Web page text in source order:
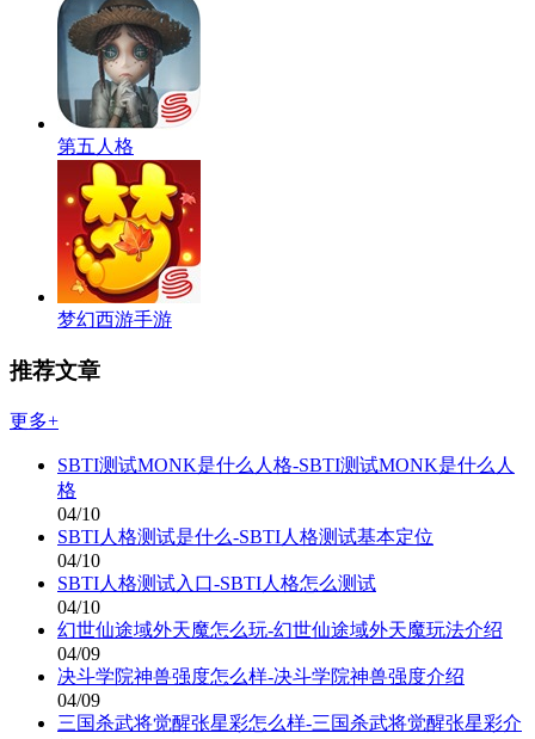
第五人格
梦幻西游手游
推荐文章
更多+
SBTI测试MONK是什么人格-SBTI测试MONK是什么人
格
04/10
SBTI人格测试是什么-SBTI人格测试基本定位
04/10
SBTI人格测试入口-SBTI人格怎么测试
04/10
幻世仙途域外天魔怎么玩-幻世仙途域外天魔玩法介绍
04/09
决斗学院神兽强度怎么样-决斗学院神兽强度介绍
04/09
三国杀武将觉醒张星彩怎么样-三国杀武将觉醒张星彩介